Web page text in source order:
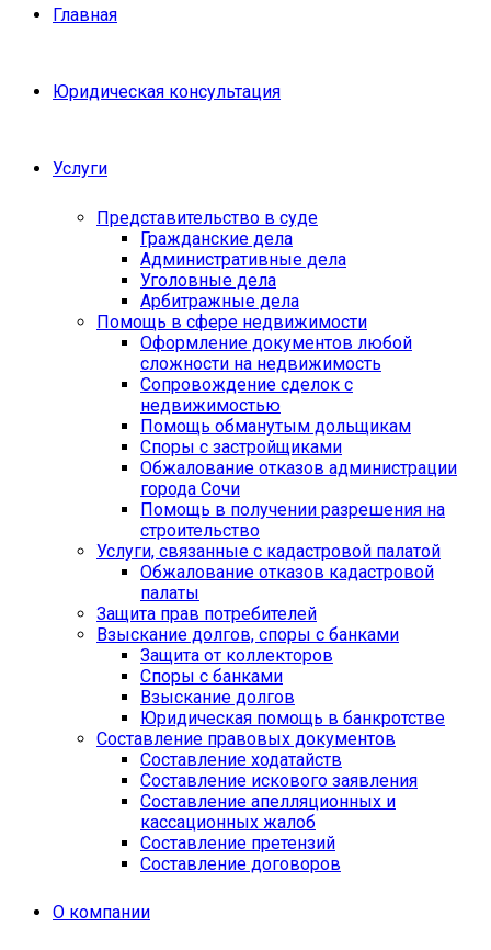
Главная
Юридическая консультация
Услуги
Представительство в суде
Гражданские дела
Административные дела
Уголовные дела
Арбитражные дела
Помощь в сфере недвижимости
Оформление документов любой
сложности на недвижимость
Сопровождение сделок с
недвижимостью
Помощь обманутым дольщикам
Споры с застройщиками
Обжалование отказов администрации
города Сочи
Помощь в получении разрешения на
строительство
Услуги, связанные с кадастровой палатой
Обжалование отказов кадастровой
палаты
Защита прав потребителей
Взыскание долгов, споры с банками
Защита от коллекторов
Споры с банками
Взыскание долгов
Юридическая помощь в банкротстве
Составление правовых документов
Составление ходатайств
Составление искового заявления
Составление апелляционных и
кассационных жалоб
Cоставление претензий
Составление договоров
О компании